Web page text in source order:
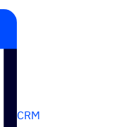
CRM